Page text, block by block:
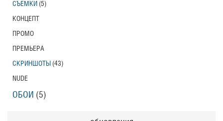
СЪЕМКИ (5)
КОНЦЕПТ
ПРОМО
ПРЕМЬЕРА
СКРИНШОТЫ (43)
NUDE
ОБОИ (5)